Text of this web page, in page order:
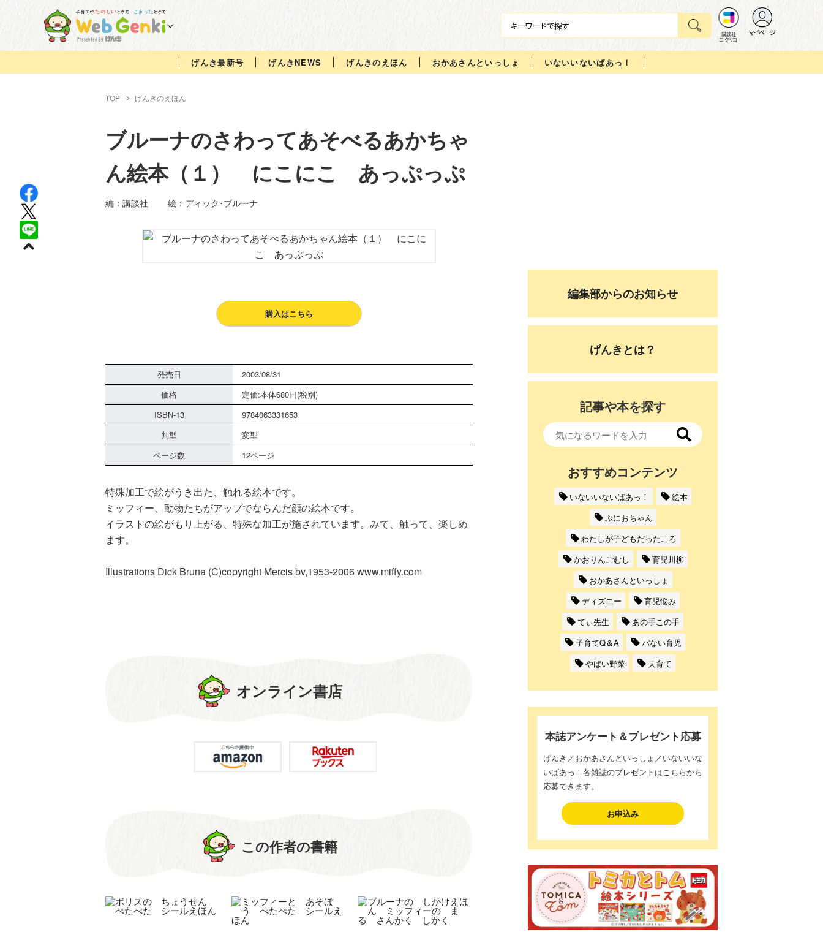
講談社
コクリコ
マイページ
げんき最新号 げんきNEWS げんきのえほん おかあさんといっしょ いないいないばあっ！
TOP げんきのえほん
ブルーナのさわってあそべるあかちゃ
ん絵本（１） にこにこ あっぷっぷ
編：講談社 絵：ディック･ブルーナ
購入はこちら
発売日
2003/08/31
価格
定価:本体680円(税別)
ISBN-13
9784063331653
判型
変型
ページ数
12ページ
特殊加工で絵がうき出た、触れる絵本です。
ミッフィー、動物たちがアップでならんだ顔の絵本です。
イラストの絵がもり上がる、特殊な加工が施されています。みて、触って、楽しめ
ます。
Illustrations Dick Bruna (C)copyright Mercis bv,1953-2006 www.miffy.com
オンライン書店
この作者の書籍
編集部からのお知らせ
げんきとは？
記事や本を探す
おすすめコンテンツ
いないいないばあっ！
絵本
ぷにおちゃん
わたしが子どもだったころ
かおりんごむし
育児川柳
おかあさんといっしょ
ディズニー
育児悩み
てぃ先生
あの手この手
子育てQ＆A
パない育児
やばい野菜
夫育て
本誌アンケート＆プレゼント応募
げんき／おかあさんといっしょ／いないいな
いばあっ！各雑誌のプレゼントはこちらから
応募できます。
お申込み